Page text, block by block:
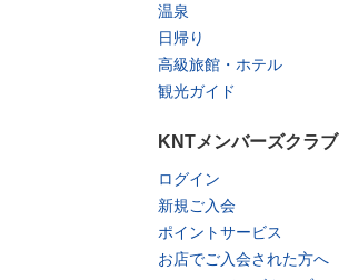
温泉
日帰り
高級旅館・ホテル
観光ガイド
KNTメンバーズクラブ
ログイン
新規ご入会
ポイントサービス
お店でご入会された方へ